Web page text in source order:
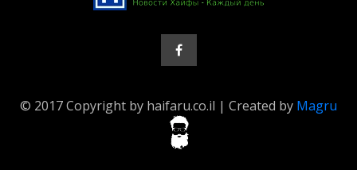
© 2017 Copyright by haifaru.co.il | Created by Magru